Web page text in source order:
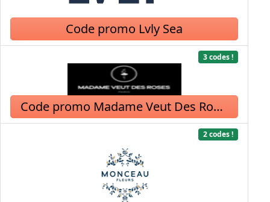
Code promo Lvly Sea
3 codes !
Code promo Madame Veut Des Roses
2 codes !